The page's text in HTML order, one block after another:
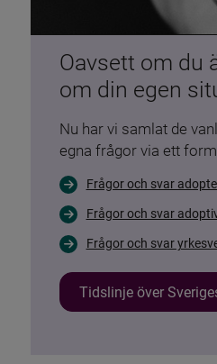
Oavsett om du
om din egen
Nu har vi samlat de
egna frågor via ett
Frågor och svar
Frågor och svar
Frågor och svar
Tidslinje över